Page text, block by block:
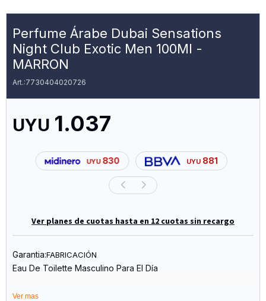
Perfume Árabe Dubai Sensations
Night Club Exotic Men 100Ml -
MARRON
7730404020726
UYU 1.037
UYU 830 UYU 881
Ver planes de cuotas hasta en 12 cuotas sin recargo
Garantia:FABRICACIÓN
Eau De Toilette Masculino Para El Día
Notas De Salida: Bergamota De Calabria Y Pimienta
Ver mas